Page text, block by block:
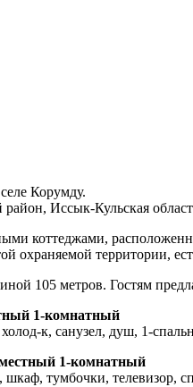
Корумду.
Иссык-Кульская
коттеджами,
охраняемой территории,
105 метров. Гостям
1-комнатный
к, санузел, душ, 1-
1-комнатный
тумбочки, телевизор,